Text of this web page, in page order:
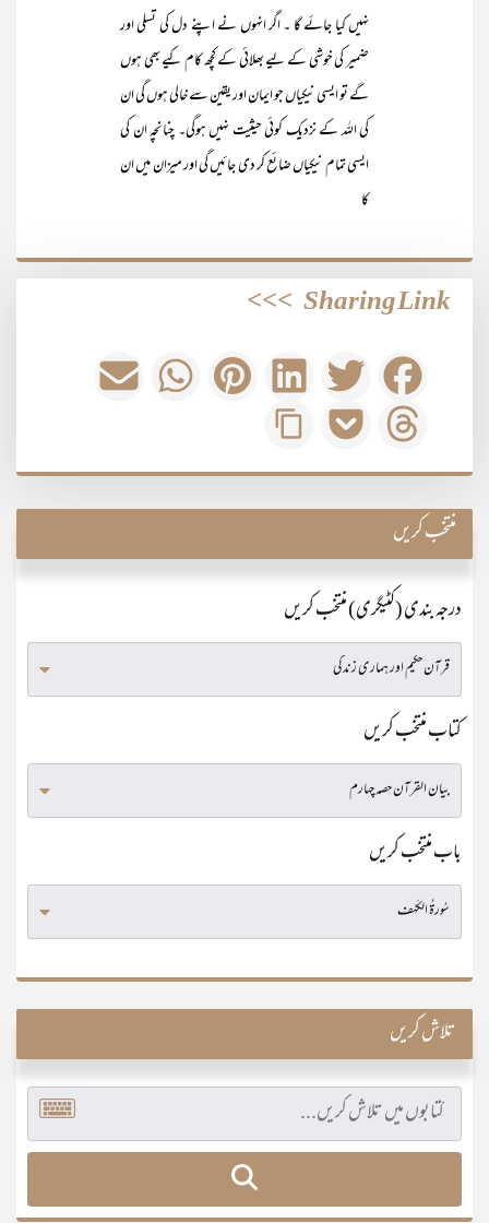
نہیں کیا جائے گا ۔ اگر انہوں نے اپنے دل کی تسلی اور
ضمیر کی خوشی کے لیے بھلائی کے کچھ کام کیے بھی ہوں
گے تو ایسی نیکیاں جو ایمان اور یقین سے خالی ہوں گی ان
کی اللہ کے نزدیک کوئی حیثیت نہیں ہوگی۔ چنانچہ ان کی
ایسی تمام نیکیاں ضائع کر دی جائیں گی اور میزان میں ان
کا
Sharing Link
>>>
منتخب کریں
درجہ بندی (کٹیگری) منتخب کریں
کتاب منتخب کریں
باب منتخب کریں
تلاش کریں